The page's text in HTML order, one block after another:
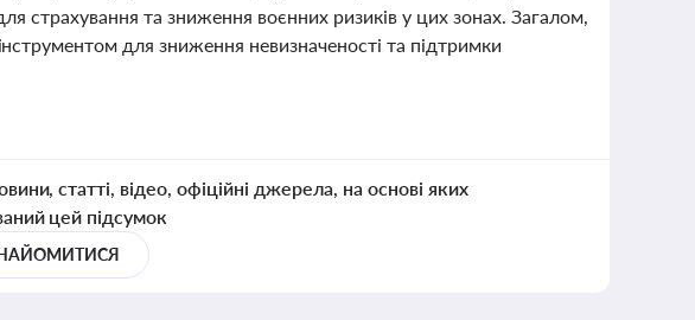
страхування та зниження воєнних ризиків у цих зонах. Загалом,
для зниження невизначеності та підтримки
статті, відео, офіційні джерела, на основі яких
цей підсумок